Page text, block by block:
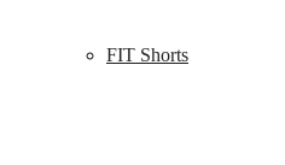
FIT Shorts